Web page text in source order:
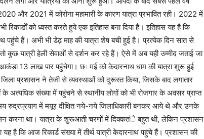
और 2021 में कोरोना महामारी के कारण यात्रा प्रभावित रही। 2022 में
को ध्वस्त करते हुये एक इतिहास बना दिया है। इतिहास यह है कि
पहुंचे हैं। अभी भी डेढ़ माह की यात्रा शेष बची हुई है। प्रत्येक दिन सात से
कुछ यात्री हेली सेवाओं से दर्शन कर रहे हैं। ऐसे में अब यही उम्मीद जताई जा
13 लाख पार पहुंचेगा। छः मई को केदारनाथ धाम की यात्रा शुरू हुई
प्रशासन ने तेजी से व्यवस्थाओं को दुरूस्त किया, जिसके बाद लगातार
के अत्यधिक संख्या में पहुंचने से स्थानीय लोगों को भी रोजगार के अवसर प्राप्त
रुद्रप्रयाग में मयूर दीक्षित नये-नये जिलाधिकारी बनकर आये थे और उनके
करना था। यात्रा के शुरूआती चरणों में दिक्कतंे बहुत थी, लेकिन प्रशासन
है कि आज रिकार्ड संख्या में तीर्थ यात्री केदारनाथ पहुंचे हैं। प्रशासन की